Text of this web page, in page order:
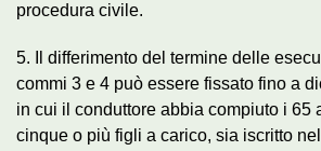
procedura civile.
5. Il differimento del termine delle
commi 3 e 4 può essere fissato fino a
in cui il conduttore abbia compiuto i 65
cinque o più figli a carico, sia iscritto